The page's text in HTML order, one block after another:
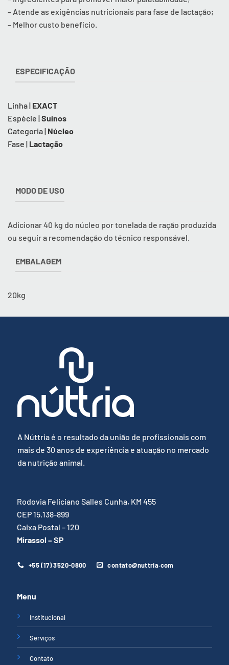
– Atende as exigências nutricionais para fase de lactação;
– Melhor custo benefício.
ESPECIFICAÇÃO
Linha | EXACT
Espécie |Suínos
Categoria | Núcleo
Fase | Lactação
MODO DE USO
Adicionar 40 kg do núcleo por tonelada de ração produzida
ou seguir a recomendação do técnico responsável.
EMBALAGEM
20kg
A Núttria é o resultado da união de profissionais com
mais de 30 anos de experiência e atuação no mercado
da nutrição animal.
Rodovia Feliciano Salles Cunha, KM 455
CEP 15.138-899
Caixa Postal – 120
Mirassol – SP
+55 (17) 3520-0800 contato@nuttria.com
Menu
Institucional
Serviços
Contato